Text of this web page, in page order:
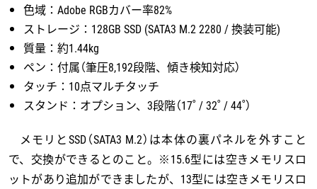
色域：Adobe RGBカバー率82%
ストレージ：128GB SSD (SATA3 M.2 2280 / 換装可能)
質量：約1.44kg
ペン：付属（筆圧8,192段階、傾き検知対応）
タッチ：10点マルチタッチ
スタンド：オプション、3段階（17˚ / 32˚ / 44˚）
メモリとSSD（SATA3 M.2）は本体の裏パネルを外すこと
で、交換ができるとのこと。※15.6型には空きメモリスロ
ットがあり追加ができましたが、13型には空きメモリスロ